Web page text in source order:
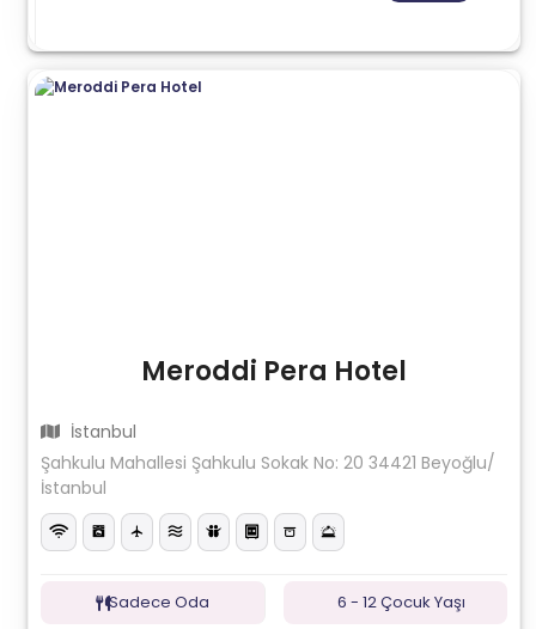
Meroddi Pera Hotel
İstanbul
Şahkulu Mahallesi Şahkulu Sokak No: 20 34421 Beyoğlu/
İstanbul
Sadece Oda 6 - 12 Çocuk Yaşı